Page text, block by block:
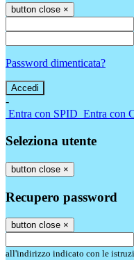
button close ×
Password dimenticata?
-
Entra con SPID Entra con
Seleziona utente
button close ×
Recupero password
button close ×
all'indirizzo indicato con le